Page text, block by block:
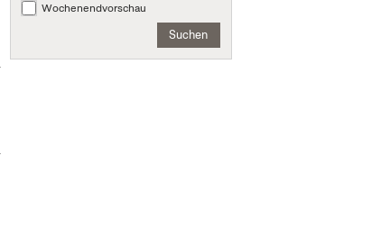
Wochenendvorschau
Suchen